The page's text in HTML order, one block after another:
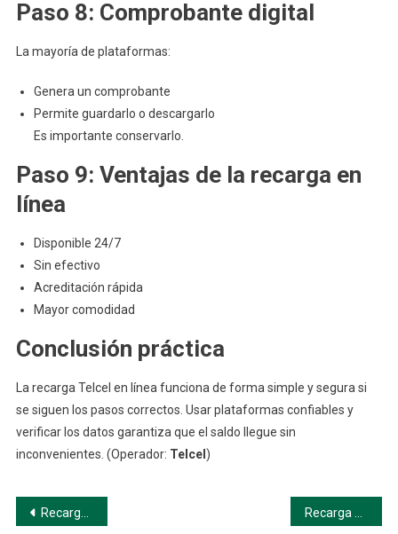
Paso 8: Comprobante digital
La mayoría de plataformas:
Genera un comprobante
Permite guardarlo o descargarlo
Es importante conservarlo.
Paso 9: Ventajas de la recarga en
línea
Disponible 24/7
Sin efectivo
Acreditación rápida
Mayor comodidad
Conclusión práctica
La recarga Telcel en línea funciona de forma simple y segura si
se siguen los pasos correctos. Usar plataformas confiables y
verificar los datos garantiza que el saldo llegue sin
inconvenientes. (Operador: Telcel )
Navegación
Recarga Telcel en Línea: Acreditación y Vigencia (Guía paso a paso)